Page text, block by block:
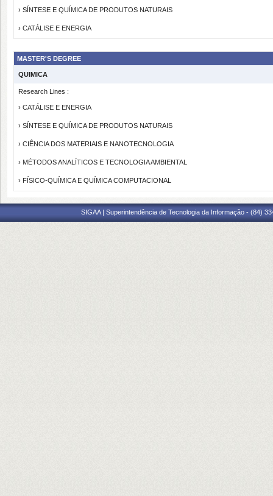
› SÍNTESE E QUÍMICA DE PRODUTOS NATURAIS
› CATÁLISE E ENERGIA
MASTER'S DEGREE
QUIMICA
Research Lines :
› CATÁLISE E ENERGIA
› SÍNTESE E QUÍMICA DE PRODUTOS NATURAIS
› CIÊNCIA DOS MATERIAIS E NANOTECNOLOGIA
› MÉTODOS ANALÍTICOS E TECNOLOGIA AMBIENTAL
› FÍSICO-QUÍMICA E QUÍMICA COMPUTACIONAL
SIGAA | Superintendência de Tecnologia da Informação - (84)